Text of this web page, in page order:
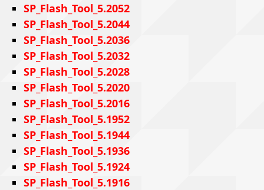
SP_Flash_Tool_5.2052
SP_Flash_Tool_5.2044
SP_Flash_Tool_5.2036
SP_Flash_Tool_5.2032
SP_Flash_Tool_5.2028
SP_Flash_Tool_5.2020
SP_Flash_Tool_5.2016
SP_Flash_Tool_5.1952
SP_Flash_Tool_5.1944
SP_Flash_Tool_5.1936
SP_Flash_Tool_5.1924
SP_Flash_Tool_5.1916